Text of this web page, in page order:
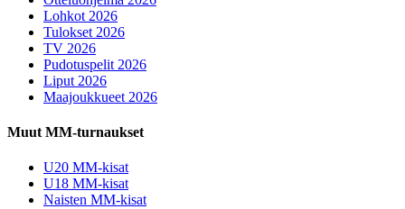
Lohkot 2026
Tulokset 2026
TV 2026
Pudotuspelit 2026
Liput 2026
Maajoukkueet 2026
Muut MM-turnaukset
U20 MM-kisat
U18 MM-kisat
Naisten MM-kisat